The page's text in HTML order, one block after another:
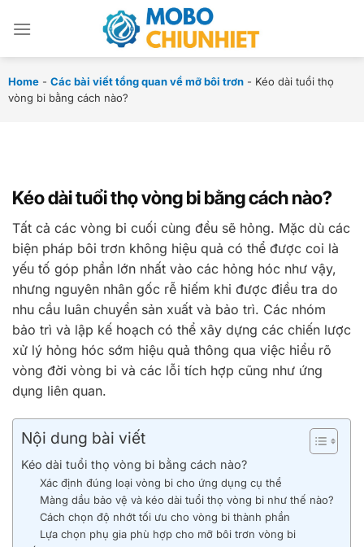
đến
Home - Các bài viết tổng quan về mỡ bôi trơn - Kéo dài tuổi thọ
vòng bi bằng cách nào?
Kéo dài tuổi thọ vòng bi bằng cách nào?
Tất cả các vòng bi cuối cùng đều sẽ hỏng. Mặc dù các
biện pháp bôi trơn không hiệu quả có thể được coi là
yếu tố góp phần lớn nhất vào các hỏng hóc như vậy,
nhưng nguyên nhân gốc rễ hiếm khi được điều tra do
nhu cầu luân chuyển sản xuất và bảo trì. Các nhóm
bảo trì và lập kế hoạch có thể xây dựng các chiến lược
xử lý hỏng hóc sớm hiệu quả thông qua việc hiểu rõ
vòng đời vòng bi và các lỗi tích hợp cũng như ứng
dụng liên quan.
Nội dung bài viết
Kéo dài tuổi thọ vòng bi bằng cách nào?
Xác định đúng loại vòng bi cho ứng dụng cụ thể
Màng dầu bảo vệ và kéo dài tuổi thọ vòng bi như thế nào?
Cách chọn độ nhớt tối ưu cho vòng bi thành phần
Lựa chọn phụ gia phù hợp cho mỡ bôi trơn vòng bi